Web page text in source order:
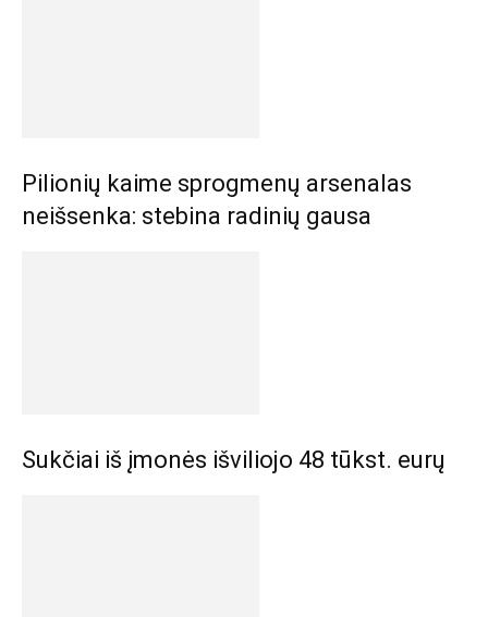
Pilionių kaime sprogmenų arsenalas
neišsenka: stebina radinių gausa
Sukčiai iš įmonės išviliojo 48 tūkst. eurų